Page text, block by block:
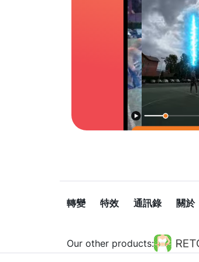
轉變 特效 通訊錄 關於
Our other products: